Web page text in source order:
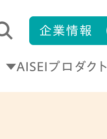
企業情報
AISEIプロダクト